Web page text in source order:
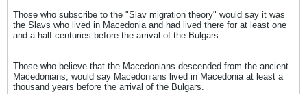
Those who subscribe to the "Slav migration theory" would say it was
the Slavs who lived in Macedonia and had lived there for at least one
and a half centuries before the arrival of the Bulgars.
Those who believe that the Macedonians descended from the ancient
Macedonians, would say Macedonians lived in Macedonia at least a
thousand years before the arrival of the Bulgars.